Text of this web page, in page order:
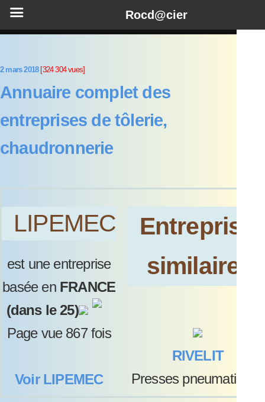
2 mars 2018[324 304 vues]
Annuaire complet des
entreprises de tôlerie,
chaudronnerie
LIPEMEC
est une entreprise
basée en FRANCE
(dans le 25)
Page vue 867 fois
Voir LIPEMEC
similaires:
RIVELIT
Presses pneumatiques
Rocd@cier